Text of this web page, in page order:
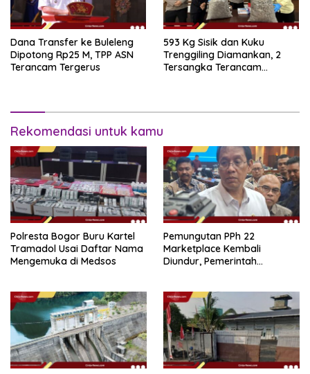
Dana Transfer ke Buleleng
Dipotong Rp25 M, TPP ASN
Terancam Tergerus
593 Kg Sisik dan Kuku
Trenggiling Diamankan, 2
Tersangka Terancam
Rekomendasi untuk kamu
Polresta Bogor Buru Kartel
Tramadol Usai Daftar Nama
Mengemuka di Medsos
Pemungutan PPh 22
Marketplace Kembali
Diundur, Pemerintah